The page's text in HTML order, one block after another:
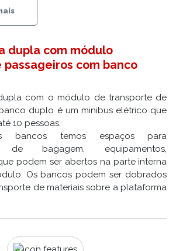
dupla com módulo
com banco
com o módulo de transporte de
duplo é um minibus elétrico que
10 pessoas.
bancos temos espaços para
de bagagem, equipamentos,
podem ser abertos na parte interna
Os bancos podem ser dobrados
de materiais sobre a plataforma